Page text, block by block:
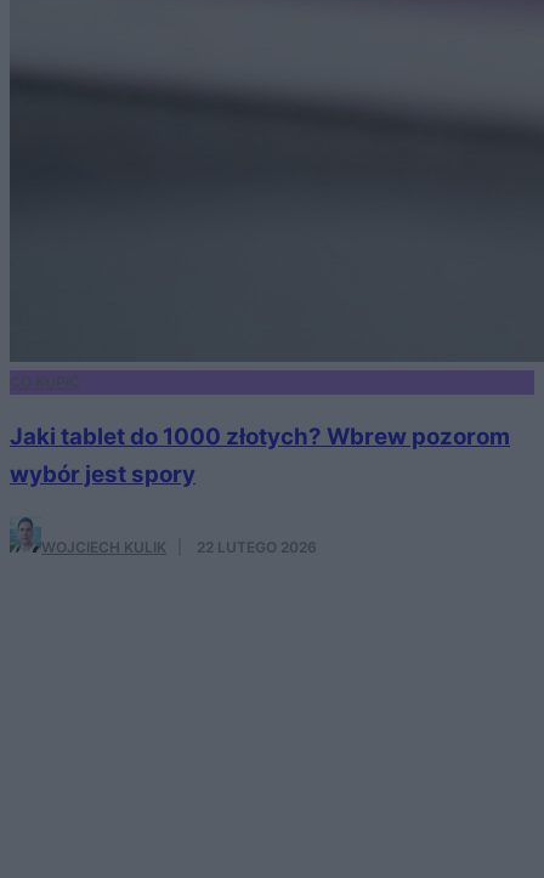
CO KUPIĆ
Jaki tablet do 1000 złotych? Wbrew pozorom
wybór jest spory
WOJCIECH KULIK 22 LUTEGO 2026